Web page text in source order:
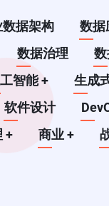
据架构 数
数据治理
智能+ 生成
软件设计
+ 商业+